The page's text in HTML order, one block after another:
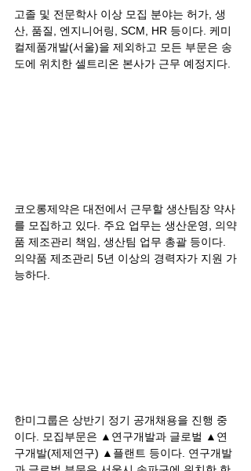
고졸 및 전문학사 이상 모집 분야는 허가, 생
산, 품질, 엔지니어링, SCM, HR 등이다. 케미
컬제품개발(서울)을 제외하고 모든 부문은 송
도에 위치한 셀트리온 본사가 근무 예정지다.
코오롱제약은 대전에서 근무할 생산팀장 약사
를 모집하고 있다. 주요 업무는 생산운영, 의약
품 제조관리 책임, 생산팀 업무 총괄 등이다.
의약품 제조관리 5년 이상의 경력자가 지원 가
능하다.
한미그룹은 상반기 정기 공개채용을 진행 중
이다. 모집부문은 ▲연구개발과 글로벌 ▲연
구개발(제제연구) ▲플랜트 등이다. 연구개발